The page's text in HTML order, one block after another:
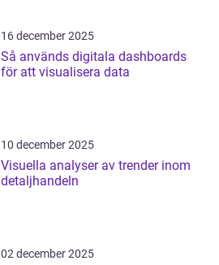
16 december 2025
Så används digitala dashboards
för att visualisera data
10 december 2025
Visuella analyser av trender inom
detaljhandeln
02 december 2025